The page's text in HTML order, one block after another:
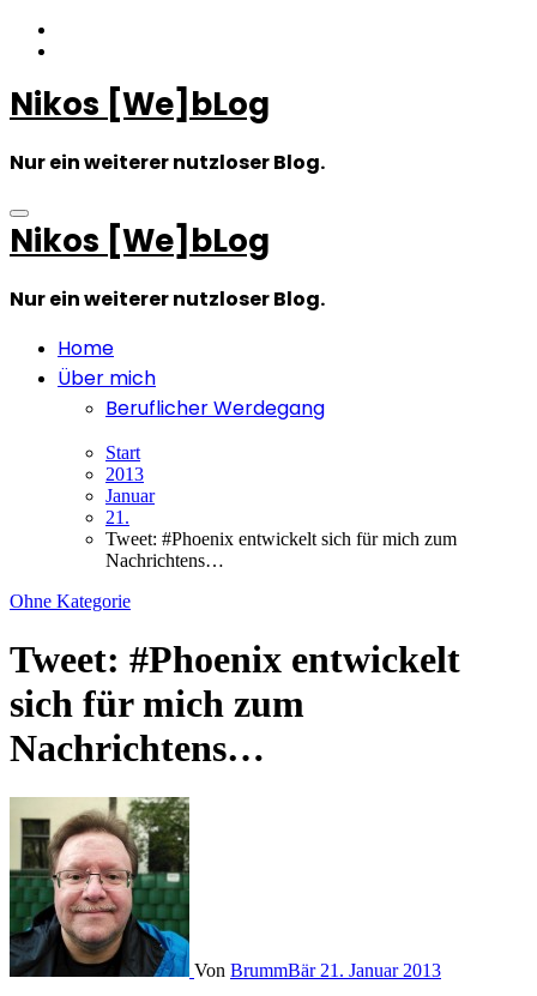
Zum
Inhalt
Nikos [We]bLog
Nur ein weiterer nutzloser Blog.
Nikos [We]bLog
Nur ein weiterer nutzloser Blog.
Home
Über mich
Beruflicher Werdegang
Start
2013
Januar
21.
Tweet: #Phoenix entwickelt sich für mich zum
Nachrichtens…
Ohne Kategorie
Tweet: #Phoenix entwickelt
sich für mich zum
Nachrichtens…
Von BrummBär 21. Januar 2013